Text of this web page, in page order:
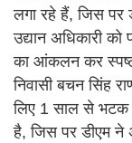
लगा रहे हैं, जिस पर
उद्यान अधिकारी
का आंकलन कर स्पष्ट
निवासी बचन सिंह
लिए 1 साल से भटक
है, जिस पर डीएम